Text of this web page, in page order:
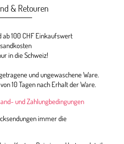
& Retouren
ab 100 CHF Einkaufswert
in die Schweiz!
und ungewaschene Ware.
10 Tagen nach Erhalt der Ware.
und Zahlungbedingungen
immer die